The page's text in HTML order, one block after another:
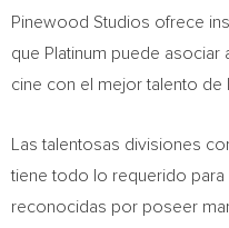
Pinewood Studios ofrece
que Platinum puede
cine con el mejor talento de
Las talentosas divisiones
tiene todo lo requerido
reconocidas por poseer